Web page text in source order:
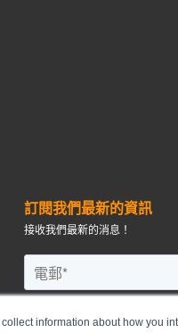
information about how you
訂閱我們最新的資訊
接收我們最新的消息！